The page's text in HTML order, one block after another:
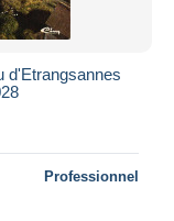
d'Etrangsannes
Professionnel